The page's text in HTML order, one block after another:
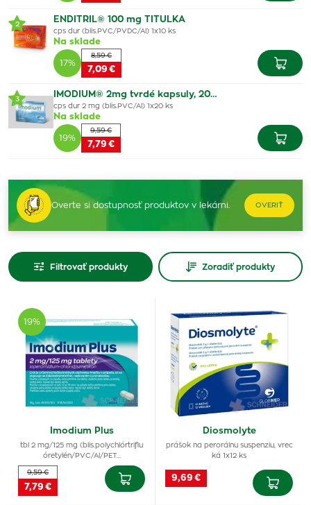
2 ENDITRIL® 100 mg TITULKA
cps dur (blis.PVC/PVDC/Al) 1x10 ks
Na sklade
17%
8,59 €
7,09 €
3 IMODIUM® 2mg tvrdé kapsuly, 20…
cps dur 2 mg (blis.PVC/Al) 1x20 ks
Na sklade
19%
9,59 €
7,79 €
Overte si dostupnosť produktov v lekárni. OVERIŤ
Filtrovať produkty Zoradiť produkty
19%
Imodium Plus
tbl 2 mg/125 mg (blis.polychlórtriflu
óretylén/PVC/Al/PET…
9,59 €
7,79 €
Diosmolyte
prášok na perorálnu suspenziu, vrec
ká 1x12 ks
9,69 €